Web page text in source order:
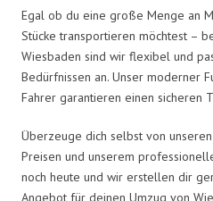
Egal ob du eine große Menge an
Stücke transportieren möchtest –
Wiesbaden sind wir flexibel und
Bedürfnissen an. Unser moderner
Fahrer garantieren einen sicheren
Überzeuge dich selbst von
Preisen und unserem
noch heute und wir erstellen dir
Angebot für deinen Umzug von